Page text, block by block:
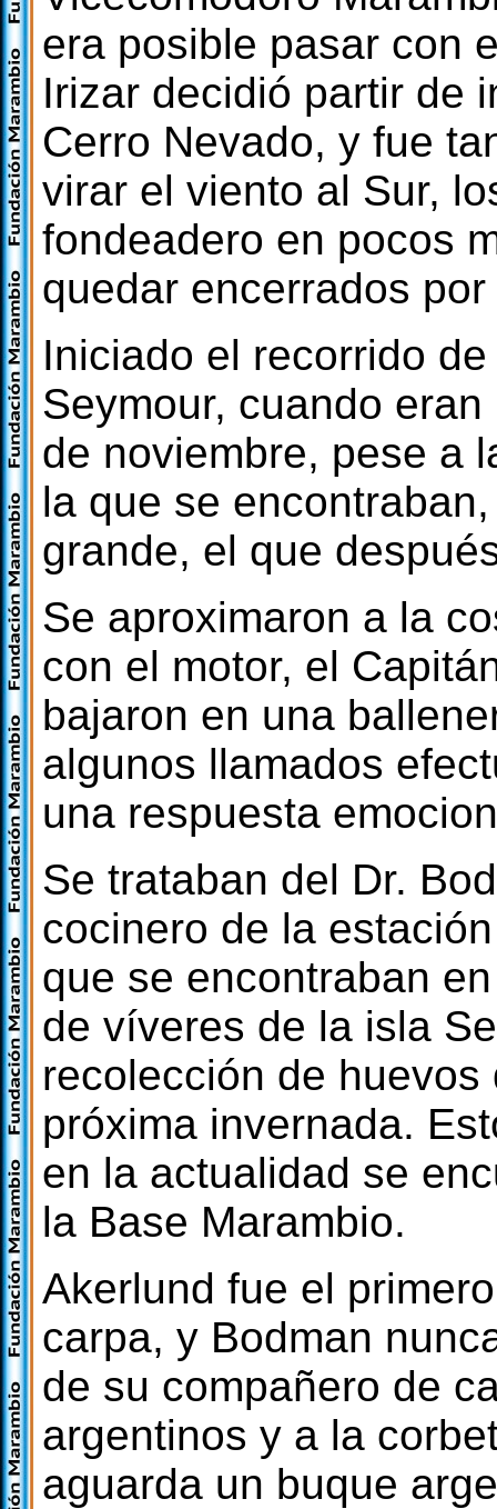
era posible pasar con
Irizar decidió partir de
Cerro Nevado, y fue
virar el viento al Sur,
fondeadero en pocos
quedar encerrados
Iniciado el recorrido
Seymour, cuando
de noviembre, pese a
la que se
grande, el que
Se aproximaron a la
con el motor, el
bajaron en una
algunos llamados
una respuesta
Se trataban del Dr.
cocinero de la
que se encontraban
de víveres de la isla
recolección de
próxima invernada.
en la actualidad se
la Base Marambio.
Akerlund fue el
carpa, y Bodman
de su compañero de
argentinos y a la
aguarda un buque